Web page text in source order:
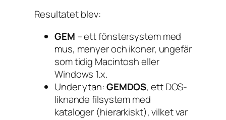
Resultatet blev:
GEM – ett fönstersystem med
mus, menyer och ikoner, ungefär
som tidig Macintosh eller
Windows 1.x.
Under ytan:GEMDOS, ett DOS-
liknande filsystem med
kataloger (hierarkiskt), vilket var